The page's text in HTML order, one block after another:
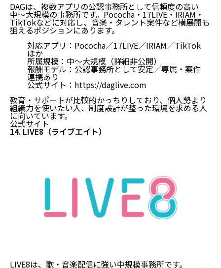
DAGは、複数アプリの公認事務所として信頼度の高い
中〜大規模の事務所です。Pococha・17LIVE・IRIAM・
TikTokなどに対応し、音楽・タレント案件など横展開も
狙えるポジションにあります。
対応アプリ：Pococha／17LIVE／IRIAM／TikTok
ほか
所属規模：中〜大規模（詳細非公開）
報酬モデル：公認事務所として安定／専属・案件
連携あり
公式サイト： https://daglive.com
教育・サポートが比較的かっちりしており、個人勢より
組織力を使いたい人、制度設計が整った環境を求める人
に向いています。
公式サイト
14. LIVE8（ライブエイト）
LIVE8は、歌・音楽配信に強い中規模事務所です。